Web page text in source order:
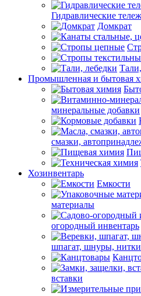
Гидравлические
Домкрат
Промышленная и бытовая
минеральные добавки
смазки,
Хозинвентарь
Емкости
материалы
огородный инвентарь
шпагат, шнуры, нитки
вставки